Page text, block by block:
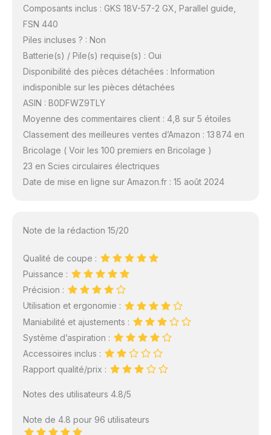
Composants inclus : GKS 18V-57-2 GX, Parallel guide,
FSN 440
Piles incluses ? : Non
Batterie(s) / Pile(s) requise(s) : Oui
Disponibilité des pièces détachées : Information
indisponible sur les pièces détachées
ASIN : B0DFWZ9TLY
Moyenne des commentaires client : 4,8 sur 5 étoiles
Classement des meilleures ventes d’Amazon : 13 874 en
Bricolage ( Voir les 100 premiers en Bricolage )
23 en Scies circulaires électriques
Date de mise en ligne sur Amazon.fr : 15 août 2024
Note de la rédaction 15/20
Qualité de coupe :
Puissance :
Précision :
Utilisation et ergonomie :
Maniabilité et ajustements :
Système d’aspiration :
Accessoires inclus :
Rapport qualité/prix :
Notes des utilisateurs 4.8/5
Note de 4.8 pour 96 utilisateurs